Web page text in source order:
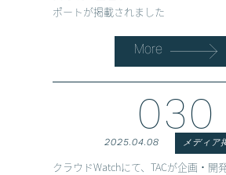
ポートが掲載されました
More
030
2025.04.08 メディア
クラウドWatchにて、TACが企画・開